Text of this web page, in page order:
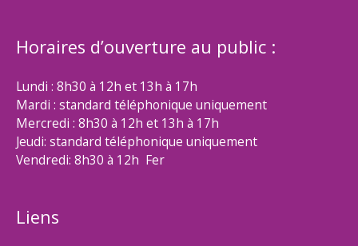
Horaires d’ouverture au public :
Lundi : 8h30 à 12h et 13h à 17h
Mardi : standard téléphonique uniquement
Mercredi : 8h30 à 12h et 13h à 17h
Jeudi: standard téléphonique uniquement
Vendredi: 8h30 à 12h Fer
Liens